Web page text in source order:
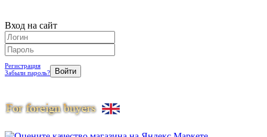
Вход на сайт
Регистрация
Забыли пароль?